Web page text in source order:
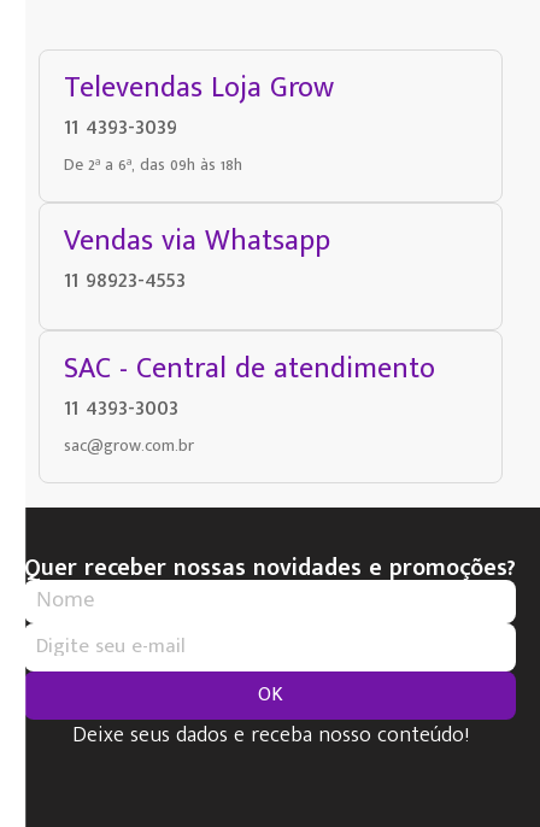
Televendas Loja Grow
11 4393-3039
De 2ª a 6ª, das 09h às 18h
Vendas via Whatsapp
11 98923-4553
SAC - Central de atendimento
11 4393-3003
sac@grow.com.br
Quer receber nossas novidades e promoções?
OK
Deixe seus dados e receba nosso conteúdo!